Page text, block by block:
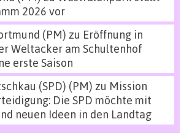
2026 vor
(PM) zu Eröffnung in
Weltacker am Schultenhof
erste Saison
(SPD) (PM) zu Mission
Die SPD möchte mit
neuen Ideen in den Landtag